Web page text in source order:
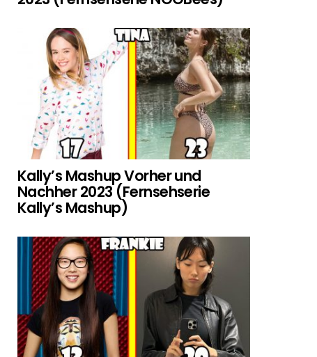
Kally’s Mashup Vorher und
Nachher 2023 (Fernsehserie
Kally’s Mashup)